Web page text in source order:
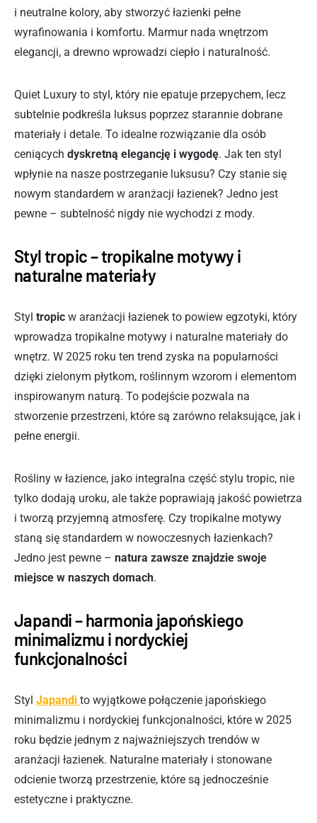
i neutralne kolory, aby stworzyć łazienki pełne
wyrafinowania i komfortu. Marmur nada wnętrzom
elegancji, a drewno wprowadzi ciepło i naturalność.
Quiet Luxury to styl, który nie epatuje przepychem, lecz
subtelnie podkreśla luksus poprzez starannie dobrane
materiały i detale. To idealne rozwiązanie dla osób
ceniących dyskretną elegancję i wygodę. Jak ten styl
wpłynie na nasze postrzeganie luksusu? Czy stanie się
nowym standardem w aranżacji łazienek? Jedno jest
pewne – subtelność nigdy nie wychodzi z mody.
Styl tropic – tropikalne motywy i
naturalne materiały
Styl tropic w aranżacji łazienek to powiew egzotyki, który
wprowadza tropikalne motywy i naturalne materiały do
wnętrz. W 2025 roku ten trend zyska na popularności
dzięki zielonym płytkom, roślinnym wzorom i elementom
inspirowanym naturą. To podejście pozwala na
stworzenie przestrzeni, które są zarówno relaksujące, jak i
pełne energii.
Rośliny w łazience, jako integralna część stylu tropic, nie
tylko dodają uroku, ale także poprawiają jakość powietrza
i tworzą przyjemną atmosferę. Czy tropikalne motywy
staną się standardem w nowoczesnych łazienkach?
Jedno jest pewne – natura zawsze znajdzie swoje
miejsce w naszych domach.
Japandi – harmonia japońskiego
minimalizmu i nordyckiej
funkcjonalności
Styl Japandi to wyjątkowe połączenie japońskiego
minimalizmu i nordyckiej funkcjonalności, które w 2025
roku będzie jednym z najważniejszych trendów w
aranżacji łazienek. Naturalne materiały i stonowane
odcienie tworzą przestrzenie, które są jednocześnie
estetyczne i praktyczne.